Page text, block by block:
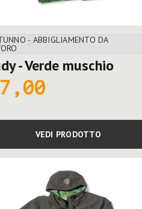
- ABBIGLIAMENTO DA
- Verde muschio
VEDI PRODOTTO